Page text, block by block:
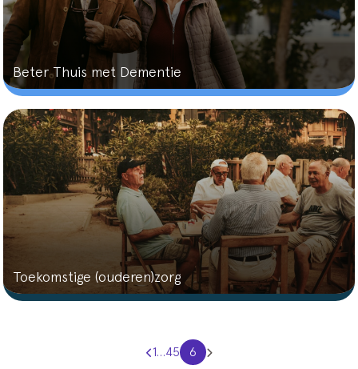
Beter Thuis met Dementie
Toekomstige (ouderen)zorg
1…45 6